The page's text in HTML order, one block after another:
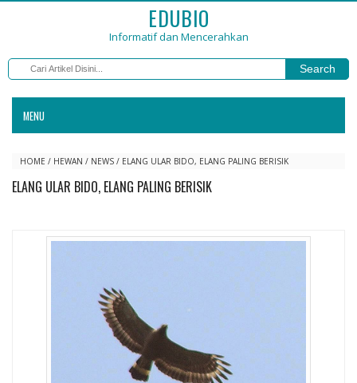
EDUBIO
Informatif dan Mencerahkan
Search
MENU
HOME / HEWAN / NEWS / ELANG ULAR BIDO, ELANG PALING BERISIK
ELANG ULAR BIDO, ELANG PALING BERISIK